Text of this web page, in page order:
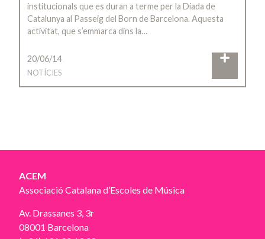
institucionals que es duran a terme per la Diada de
Catalunya al Passeig del Born de Barcelona. Aquesta
activitat, que s’emmarca dins la…
20/06/14
NOTÍCIES
ACEM
Associació Catalana d’Escoles de Música
Av. Drassanes 3, 3r
08001 Barcelona